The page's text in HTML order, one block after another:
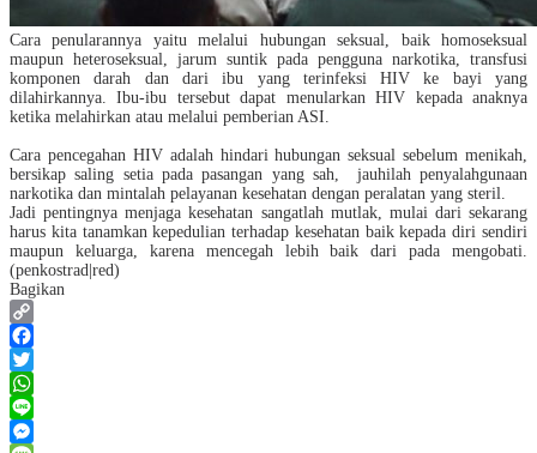
Cara penularannya yaitu melalui hubungan seksual, baik homoseksual
maupun heteroseksual, jarum suntik pada pengguna narkotika, transfusi
komponen darah dan dari ibu yang terinfeksi HIV ke bayi yang
dilahirkannya. Ibu-ibu tersebut dapat menularkan HIV kepada anaknya
ketika melahirkan atau melalui pemberian ASI.
Cara pencegahan HIV adalah hindari hubungan seksual sebelum menikah,
bersikap saling setia pada pasangan yang sah,
jauhilah penyalahgunaan
narkotika dan mintalah pelayanan kesehatan dengan peralatan yang steril.
Jadi pentingnya menjaga kesehatan sangatlah mutlak, mulai dari sekarang
harus kita tanamkan kepedulian terhadap kesehatan baik kepada diri sendiri
maupun keluarga, karena mencegah lebih baik dari pada mengobati.
(penkostrad|red)
Bagikan
Copy
Link
Facebook
Twitter
WhatsApp
Line